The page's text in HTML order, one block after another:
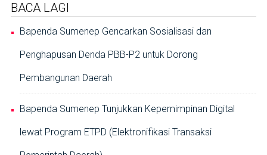
BACA LAGI
Bapenda Sumenep Gencarkan Sosialisasi dan
Penghapusan Denda PBB-P2 untuk Dorong
Pembangunan Daerah
Bapenda Sumenep Tunjukkan Kepemimpinan Digital
lewat Program ETPD (Elektronifikasi Transaksi